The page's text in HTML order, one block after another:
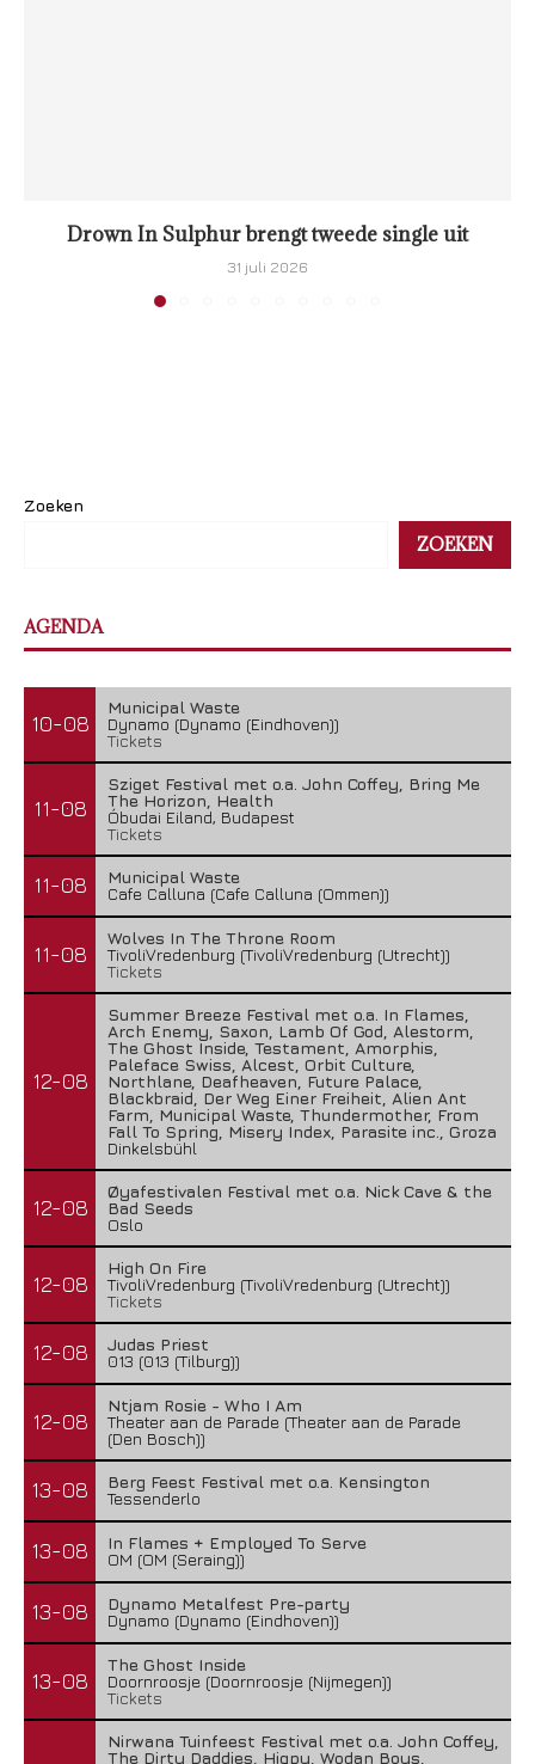
Drown In Sulphur brengt tweede single uit
31 juli 2026
Zoeken
ZOEKEN
AGENDA
10-08
Municipal Waste
Dynamo (Dynamo (Eindhoven))
Tickets
11-08
Sziget Festival met o.a. John Coffey, Bring Me
The Horizon, Health
Óbudai Eiland, Budapest
Tickets
11-08
Municipal Waste
Cafe Calluna (Cafe Calluna (Ommen))
11-08
Wolves In The Throne Room
TivoliVredenburg (TivoliVredenburg (Utrecht))
Tickets
12-08
Summer Breeze Festival met o.a. In Flames,
Arch Enemy, Saxon, Lamb Of God, Alestorm,
The Ghost Inside, Testament, Amorphis,
Paleface Swiss, Alcest, Orbit Culture,
Northlane, Deafheaven, Future Palace,
Blackbraid, Der Weg Einer Freiheit, Alien Ant
Farm, Municipal Waste, Thundermother, From
Fall To Spring, Misery Index, Parasite inc., Groza
Dinkelsbühl
12-08
Øyafestivalen Festival met o.a. Nick Cave & the
Bad Seeds
Oslo
12-08
High On Fire
TivoliVredenburg (TivoliVredenburg (Utrecht))
Tickets
12-08
Judas Priest
013 (013 (Tilburg))
12-08
Ntjam Rosie - Who I Am
Theater aan de Parade (Theater aan de Parade
(Den Bosch))
13-08
Berg Feest Festival met o.a. Kensington
Tessenderlo
13-08
In Flames + Employed To Serve
OM (OM (Seraing))
13-08
Dynamo Metalfest Pre-party
Dynamo (Dynamo (Eindhoven))
13-08
The Ghost Inside
Doornroosje (Doornroosje (Nijmegen))
Tickets
Nirwana Tuinfeest Festival met o.a. John Coffey,
The Dirty Daddies, Hiqpy, Wodan Boys,